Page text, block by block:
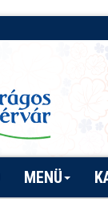
MENÜ